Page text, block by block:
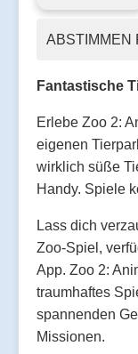
ABSTIMMEN
Fantastische
Erlebe Zoo 2:
eigenen
wirklich süße
Handy. Spiele
Lass dich
Zoo-Spiel,
App. Zoo 2:
traumhaftes
spannenden
Missionen.